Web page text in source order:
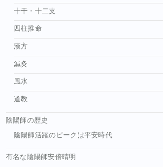
十干・十二支
四柱推命
漢方
鍼灸
風水
道教
陰陽師の歴史
陰陽師活躍のピークは平安時代
有名な陰陽師安倍晴明